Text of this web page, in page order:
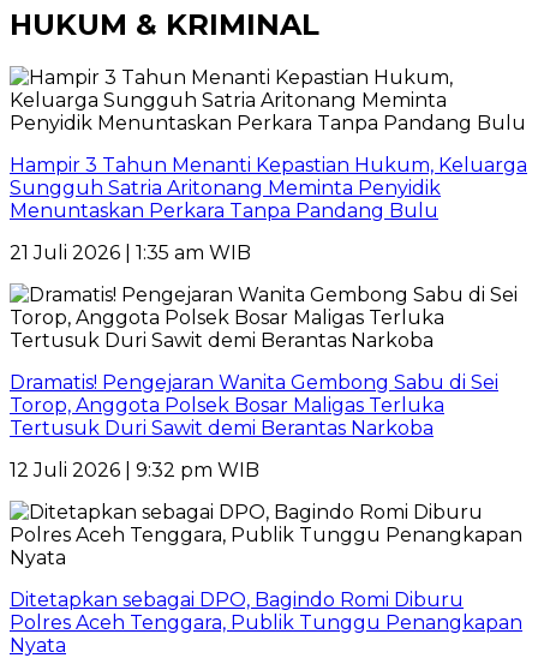
HUKUM & KRIMINAL
Hampir 3 Tahun Menanti Kepastian Hukum, Keluarga
Sungguh Satria Aritonang Meminta Penyidik
Menuntaskan Perkara Tanpa Pandang Bulu
21 Juli 2026 | 1:35 am WIB
Dramatis! Pengejaran Wanita Gembong Sabu di Sei
Torop, Anggota Polsek Bosar Maligas Terluka
Tertusuk Duri Sawit demi Berantas Narkoba
12 Juli 2026 | 9:32 pm WIB
Ditetapkan sebagai DPO, Bagindo Romi Diburu
Polres Aceh Tenggara, Publik Tunggu Penangkapan
Nyata